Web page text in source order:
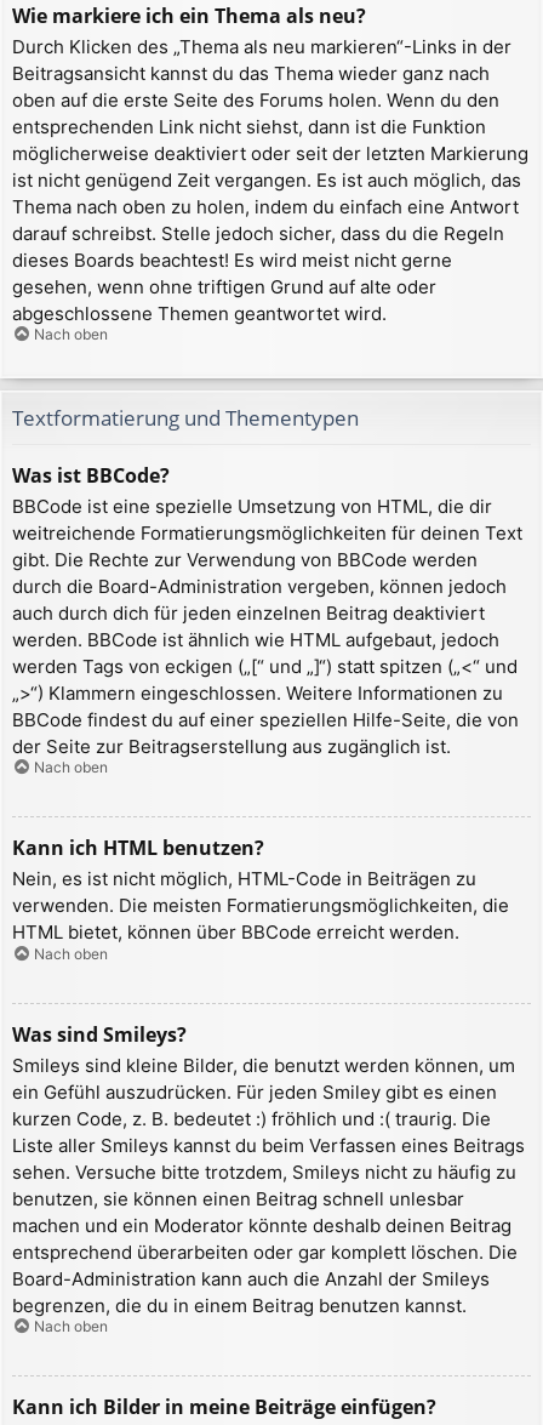
Wie markiere ich ein Thema als neu?
Durch Klicken des „Thema als neu markieren“-Links in der
Beitragsansicht kannst du das Thema wieder ganz nach
oben auf die erste Seite des Forums holen. Wenn du den
entsprechenden Link nicht siehst, dann ist die Funktion
möglicherweise deaktiviert oder seit der letzten Markierung
ist nicht genügend Zeit vergangen. Es ist auch möglich, das
Thema nach oben zu holen, indem du einfach eine Antwort
darauf schreibst. Stelle jedoch sicher, dass du die Regeln
dieses Boards beachtest! Es wird meist nicht gerne
gesehen, wenn ohne triftigen Grund auf alte oder
abgeschlossene Themen geantwortet wird.
Nach oben
Textformatierung und Thementypen
Was ist BBCode?
BBCode ist eine spezielle Umsetzung von HTML, die dir
weitreichende Formatierungsmöglichkeiten für deinen Text
gibt. Die Rechte zur Verwendung von BBCode werden
durch die Board-Administration vergeben, können jedoch
auch durch dich für jeden einzelnen Beitrag deaktiviert
werden. BBCode ist ähnlich wie HTML aufgebaut, jedoch
werden Tags von eckigen („[“ und „]“) statt spitzen („<“ und
„>“) Klammern eingeschlossen. Weitere Informationen zu
BBCode findest du auf einer speziellen Hilfe-Seite, die von
der Seite zur Beitragserstellung aus zugänglich ist.
Nach oben
Kann ich HTML benutzen?
Nein, es ist nicht möglich, HTML-Code in Beiträgen zu
verwenden. Die meisten Formatierungsmöglichkeiten, die
HTML bietet, können über BBCode erreicht werden.
Nach oben
Was sind Smileys?
Smileys sind kleine Bilder, die benutzt werden können, um
ein Gefühl auszudrücken. Für jeden Smiley gibt es einen
kurzen Code, z. B. bedeutet :) fröhlich und :( traurig. Die
Liste aller Smileys kannst du beim Verfassen eines Beitrags
sehen. Versuche bitte trotzdem, Smileys nicht zu häufig zu
benutzen, sie können einen Beitrag schnell unlesbar
machen und ein Moderator könnte deshalb deinen Beitrag
entsprechend überarbeiten oder gar komplett löschen. Die
Board-Administration kann auch die Anzahl der Smileys
begrenzen, die du in einem Beitrag benutzen kannst.
Nach oben
Kann ich Bilder in meine Beiträge einfügen?